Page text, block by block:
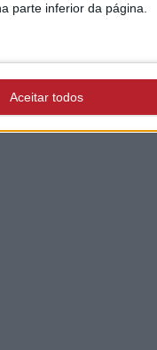
parte inferior da página.
Aceitar todos